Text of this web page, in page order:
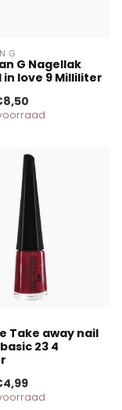
G
G Nagellak
in love 9 Milliliter
Take away nail
23 4